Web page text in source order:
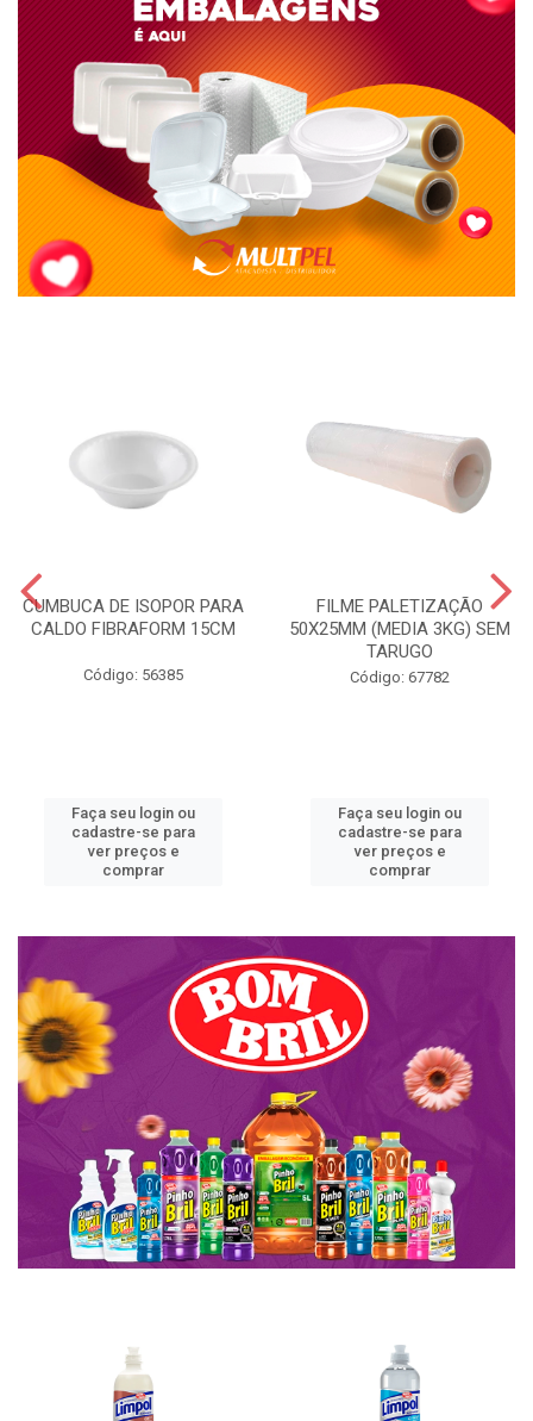
CUMBUCA DE ISOPOR PARA
CALDO FIBRAFORM 15CM
Código: 56385
Faça seu login ou
cadastre-se para
ver preços e
comprar
FILME PALETIZAÇÃO
50X25MM (MEDIA 3KG) SEM
TARUGO
Código: 67782
Faça seu login ou
cadastre-se para
ver preços e
comprar